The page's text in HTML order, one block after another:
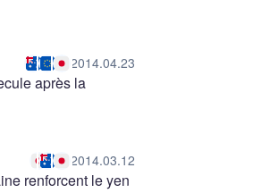
2014.04.23
après la
2014.03.12
renforcent le yen